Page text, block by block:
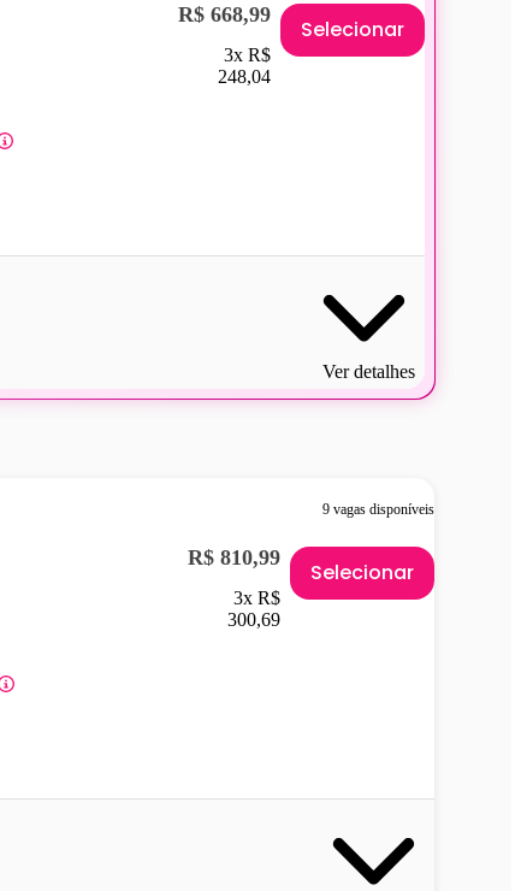
R$ 668,99
3x R$
248,04
Selecionar
Ver detalhes
9 vagas disponíveis
R$ 810,99
3x R$
300,69
Selecionar